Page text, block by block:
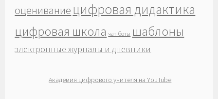
оценивание цифровая дидактика
цифровая школа чат-боты шаблоны
электронные журналы и дневники
Академия цифрового учителя на YouTube